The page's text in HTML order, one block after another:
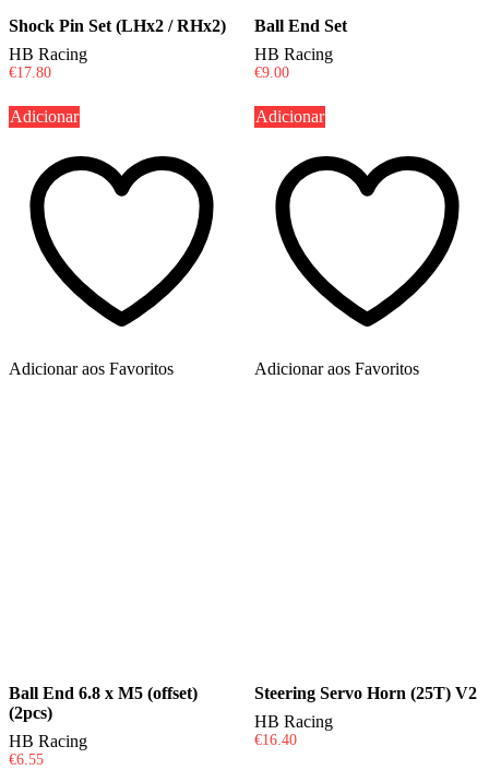
Shock Pin Set (LHx2 / RHx2)
HB Racing
€17.80
Adicionar
Adicionar aos Favoritos
Ball End Set
HB Racing
€9.00
Adicionar
Adicionar aos Favoritos
Ball End 6.8 x M5 (offset)
(2pcs)
HB Racing
€6.55
Steering Servo Horn (25T) V2
HB Racing
€16.40